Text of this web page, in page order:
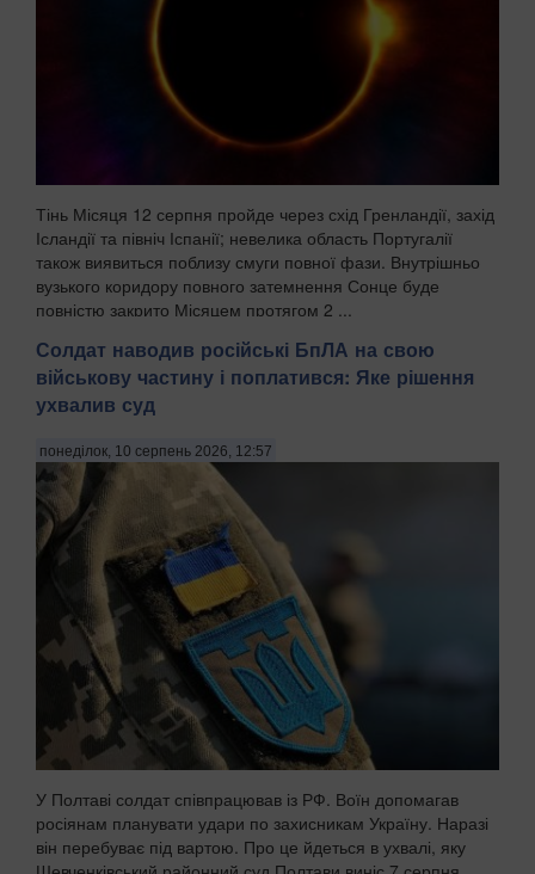
Тінь Місяця 12 серпня пройде через схід Гренландії, захід
Ісландії та північ Іспанії; невелика область Португалії
також виявиться поблизу смуги повної фази. Внутрішньо
вузького коридору повного затемнення Сонце буде
повністю закрито Місяцем протягом 2 ...
Солдат наводив російські БпЛА на свою
військову частину і поплатився: Яке рішення
ухвалив суд
понеділок, 10 серпень 2026, 12:57
У Полтаві солдат співпрацював із РФ. Воїн допомагав
росіянам планувати удари по захисникам Україну. Наразі
він перебуває під вартою. Про це йдеться в ухвалі, яку